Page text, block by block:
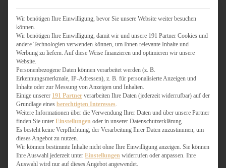
LOW CARB & GESÜNDER
MY AMERICAN BAKERY
SCHOKOLADIGES
SÜSSES HAUPTGERICHT
TÖRTCHEN
VEGAN SÜSS
WEIHNACHTSBÄCKEREI
HERZHAFT
BURGER & SANDWICHES
FIX AUF DEM TISCH
Wir benötigen Ihre Einwilligung, bevor Sie unsere Website weiter besuchen
können.
Wir benötigen Ihre Einwilligung, damit wir und unsere 191 Partner Cookies und
andere Technologien verwenden können, um Ihnen relevante Inhalte und
Werbung zu liefern. Auf diese Weise finanzieren und optimieren wir unsere
Website.
Personenbezogene Daten können verarbeitet werden (z. B.
Erkennungsmerkmale, IP-Adressen), z. B. für personalisierte Anzeigen und
Inhalte oder zur Messung von Anzeigen und Inhalten.
Einige unserer 191 Partner verarbeiten Ihre Daten (jederzeit widerrufbar) auf der
Grundlage eines berechtigten Interesses
Weitere Informationen über die Verwendung Ihrer Daten und über unsere Partner
finden Sie unter Einstellungen oder in unserer Datenschutzerklärung.
Es besteht keine Verpflichtung, der Verarbeitung Ihrer Daten zuzustimmen, um
dieses Angebot zu nutzen.
Wir können bestimmte Inhalte nicht ohne Ihre Einwilligung anzeigen. Sie können
Ihre Auswahl jederzeit unter Einstellungen widerrufen oder anpassen. Ihre
Auswahl wird nur auf dieses Angebot angewendet.